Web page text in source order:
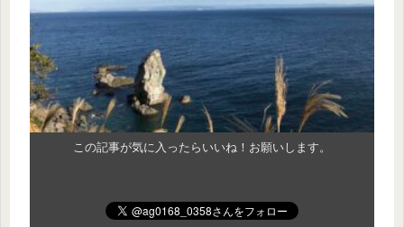
この記事が気に入ったらいいね！お願いします。